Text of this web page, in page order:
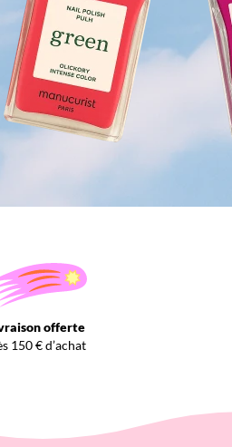
offerte
150 € d’achat